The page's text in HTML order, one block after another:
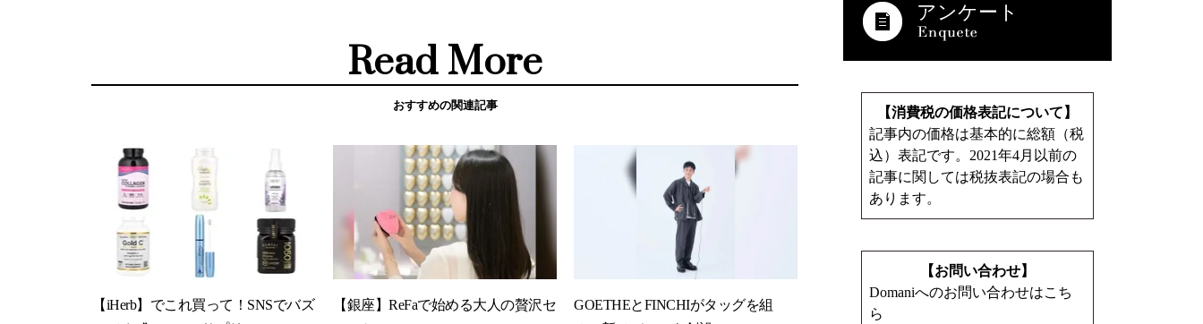
Read More
おすすめの関連記事
【iHerb】でこれ買って！SNSでバズ
【銀座】ReFaで始める大人の贅沢セ
GOETHEとFINCHIがタッグを組
アンケート
【消費税の価格表記について】
記事内の価格は基本的に総額（税
込）表記です。2021年4月以前の
記事に関しては税抜表記の場合も
あります。
【お問い合わせ】
Domaniへのお問い合わせはこち
ら